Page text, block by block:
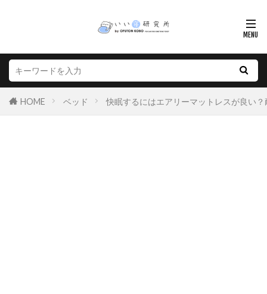
HOME ベッド 快眠するにはエアリーマットレスが良い